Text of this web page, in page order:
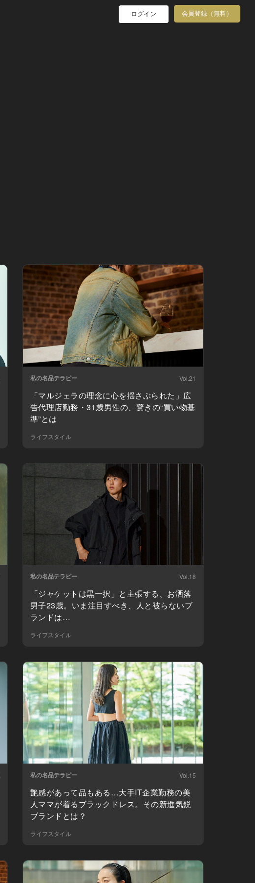
ログイン 会員登録（無料）
私の名品テラピー Vol.21
「マルジェラの理念に心を揺さぶられた」広
告代理店勤務・31歳男性の、驚きの“買い物基
準”とは
ライフスタイル
私の名品テラピー Vol.18
「ジャケットは黒一択」と主張する、お洒落
男子23歳。いま注目すべき、人と被らないブ
ランドは…
ライフスタイル
私の名品テラピー Vol.15
艶感があって品もある…大手IT企業勤務の美
人ママが着るブラックドレス。その新進気鋭
ブランドとは？
ライフスタイル